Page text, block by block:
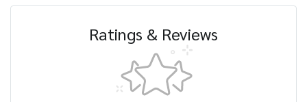
Ratings & Reviews